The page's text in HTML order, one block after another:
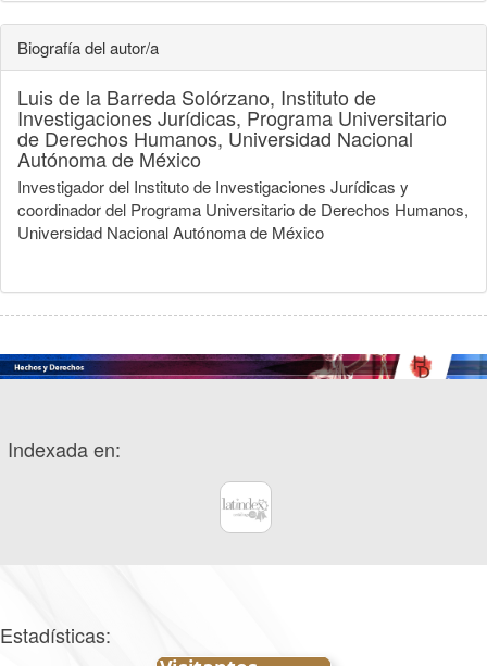
Biografía del autor/a
Luis de la Barreda Solórzano, Instituto de
Investigaciones Jurídicas, Programa Universitario
de Derechos Humanos, Universidad Nacional
Autónoma de México
Investigador del Instituto de Investigaciones Jurídicas y
coordinador del Programa Universitario de Derechos Humanos,
Universidad Nacional Autónoma de México
Indexada en:
Estadísticas: